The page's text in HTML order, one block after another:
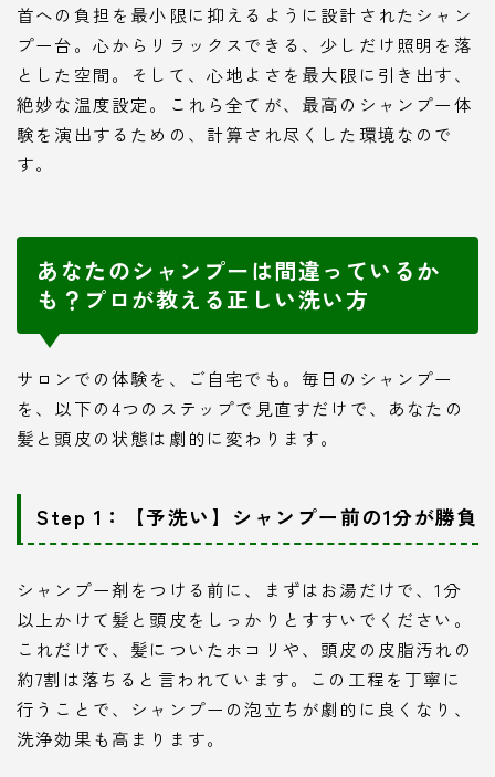
首への負担を最小限に抑えるように設計されたシャン
プー台。心からリラックスできる、少しだけ照明を落
とした空間。そして、心地よさを最大限に引き出す、
絶妙な温度設定。これら全てが、最高のシャンプー体
験を演出するための、計算され尽くした環境なので
す。
あなたのシャンプーは間違っているか
も？プロが教える正しい洗い方
サロンでの体験を、ご自宅でも。毎日のシャンプー
を、以下の4つのステップで見直すだけで、あなたの
髪と頭皮の状態は劇的に変わります。
Step 1：【予洗い】シャンプー前の1分が勝負
シャンプー剤をつける前に、まずはお湯だけで、1分
以上かけて髪と頭皮をしっかりとすすいでください。
これだけで、髪についたホコリや、頭皮の皮脂汚れの
約7割は落ちると言われています。この工程を丁寧に
行うことで、シャンプーの泡立ちが劇的に良くなり、
洗浄効果も高まります。